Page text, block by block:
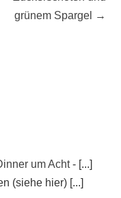
grünem Spargel
→
um Acht- [...]
(siehe hier) [...]